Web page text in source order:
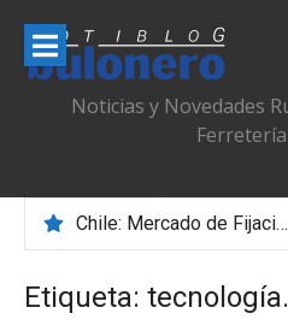
contenido
Noticias y Novedades
Chile: Mercado de Fijaciones & Ferretería que se Adapta, Profesionaliza y Transforma
Etiqueta: